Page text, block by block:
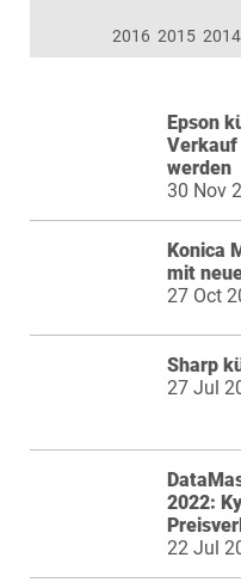
2016 2015 2014
Epson
Verkauf
werden
30 Nov
Konica
mit
27 Oct
Sharp
27 Jul
2022:
22 Jul